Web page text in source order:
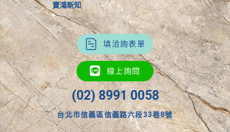
寶鴻新知
填洽詢表單
線上詢問
(02) 8991 0058
台北市信義區信義路六段33巷8號